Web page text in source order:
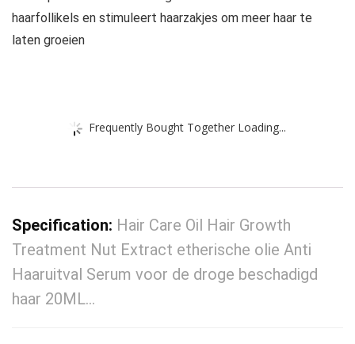
haarfollikels en stimuleert haarzakjes om meer haar te
laten groeien
Frequently Bought Together Loading...
Specification: Hair Care Oil Hair Growth
Treatment Nut Extract etherische olie Anti
Haaruitval Serum voor de droge beschadigd
haar 20ML…